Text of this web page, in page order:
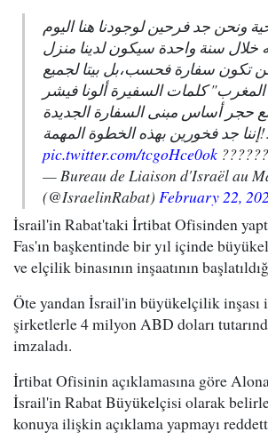
ونحن جد فرحين لوجودنا هنا اليوم
خلال سنة واحدة سيكون لدينا منزل
تكون سفارة فحسب،بل بيتا لجميع
المغرب" كلمات السفيرة ألونا فيشر
حجر أساس مبنى السفارة الجديدة
جد فخورين بهذه الخطوة المهمة
pic.twitter.com/tcgoHce0ok
— Bureau de Liaison d'Israël au
(@IsraelinRabat) February 22,
İsrail'in Rabat'taki İrtibat Ofisinden
Fas'ın başkentinde bir yıl içinde
ve elçilik binasının inşaatının
Öte yandan İsrail'in büyükelçilik inşası
şirketlerle 4 milyon ABD doları
imzaladı.
İrtibat Ofisinin açıklamasına göre
İsrail'in Rabat Büyükelçisi olarak
konuya ilişkin açıklama yapmayı